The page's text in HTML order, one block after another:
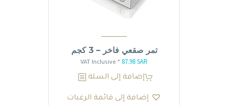
تمر صقعي فاخر – 3 كجم
السعر
الأصلي
103.50 SAR.
87.98SAR
السعر
الحالي
87.98 SAR.
* VAT Inclusive
إضافة إلى السلة
إضافة إلى قائمة الرغبات